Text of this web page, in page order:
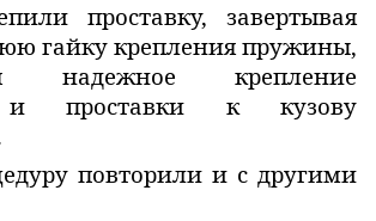
проставку, завертывая
гайку крепления пружины,
надежное крепление
проставки к кузову
повторили и с другими